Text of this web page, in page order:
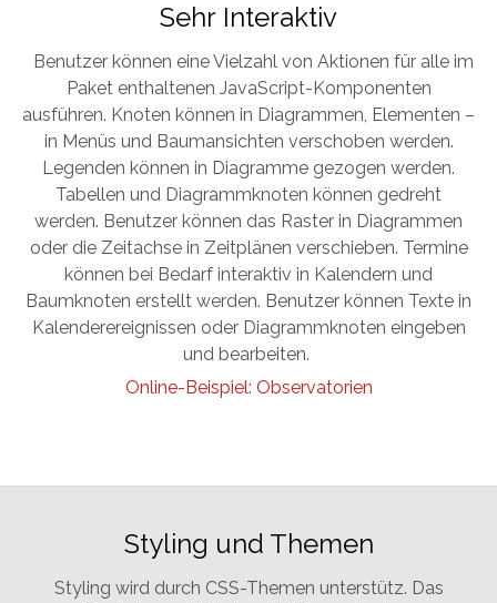
Sehr Interaktiv
Benutzer können eine Vielzahl von Aktionen für alle im
Paket enthaltenen JavaScript-Komponenten
ausführen. Knoten können in Diagrammen, Elementen –
in Menüs und Baumansichten verschoben werden.
Legenden können in Diagramme gezogen werden.
Tabellen und Diagrammknoten können gedreht
werden. Benutzer können das Raster in Diagrammen
oder die Zeitachse in Zeitplänen verschieben. Termine
können bei Bedarf interaktiv in Kalendern und
Baumknoten erstellt werden. Benutzer können Texte in
Kalenderereignissen oder Diagrammknoten eingeben
und bearbeiten.
Online-Beispiel: Observatorien
Styling und Themen
Styling wird durch CSS-Themen unterstütz. Das